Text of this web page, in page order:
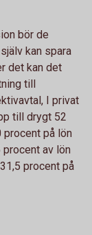
bör de
kan spara
det kan det
till
I privat
till drygt 52
procent på lön
av lön
procent på